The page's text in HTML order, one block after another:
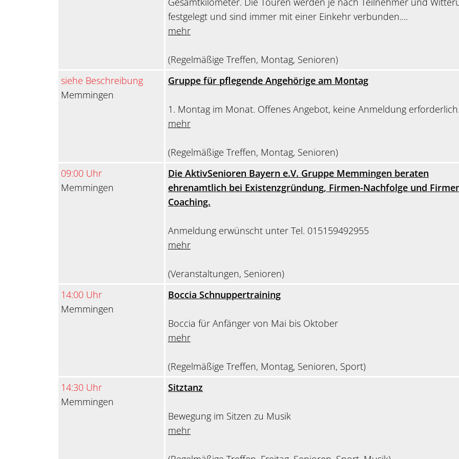
festgelegt und sind immer mit einer Einkehr verbunden....
mehr
(Regelmäßige Treffen, Montag, Senioren)
siehe Beschreibung
Memmingen
Gruppe für pflegende Angehörige am Montag
1. Montag im Monat. Offenes Angebot, keine Anmeldung erforderlich.
mehr
(Regelmäßige Treffen, Montag, Senioren)
09:00 Uhr
Memmingen
Die AktivSenioren Bayern e.V. Gruppe Memmingen beraten
ehrenamtlich bei Existenzgründung, Firmen-Nachfolge und
Coaching.
Anmeldung erwünscht unter Tel. 015159492955
mehr
(Veranstaltungen, Senioren)
14:00 Uhr
Memmingen
Boccia Schnuppertraining
Boccia für Anfänger von Mai bis Oktober
mehr
(Regelmäßige Treffen, Montag, Senioren, Sport)
14:30 Uhr
Memmingen
Sitztanz
Bewegung im Sitzen zu Musik
mehr